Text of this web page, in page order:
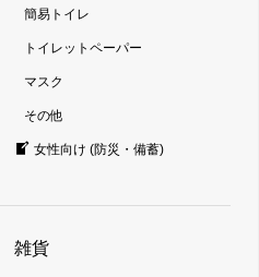
簡易トイレ
トイレットペーパー
マスク
その他
女性向け (防災・備蓄)
雑貨